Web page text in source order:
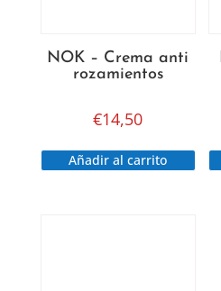
NOK – Crema anti
rozamientos
€14,50
Añadir al carrito